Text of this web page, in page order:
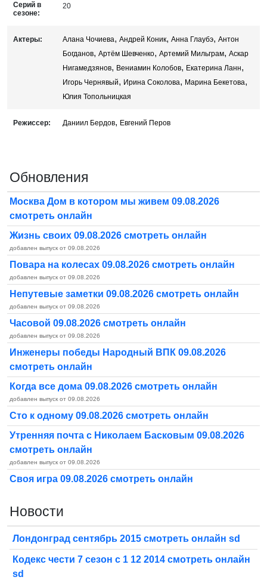
Серий в
сезоне:
20
Актеры: Алана Чочиева, Андрей Коник, Анна Глаубэ, Антон
Богданов, Артём Шевченко, Артемий Мильграм, Аскар
Нигамедзянов, Вениамин Колобов, Екатерина Ланн,
Игорь Чернявый, Ирина Соколова, Марина Бекетова,
Юлия Топольницкая
Режиссер: Даниил Бердов, Евгений Перов
Обновления
Москва Дом в котором мы живем 09.08.2026
смотреть онлайн
Жизнь своих 09.08.2026 смотреть онлайн
добавлен выпуск от 09.08.2026
Повара на колесах 09.08.2026 смотреть онлайн
добавлен выпуск от 09.08.2026
Непутевые заметки 09.08.2026 смотреть онлайн
добавлен выпуск от 09.08.2026
Часовой 09.08.2026 смотреть онлайн
добавлен выпуск от 09.08.2026
Инженеры победы Народный ВПК 09.08.2026
смотреть онлайн
Когда все дома 09.08.2026 смотреть онлайн
добавлен выпуск от 09.08.2026
Сто к одному 09.08.2026 смотреть онлайн
Утренняя почта с Николаем Басковым 09.08.2026
смотреть онлайн
добавлен выпуск от 09.08.2026
Своя игра 09.08.2026 смотреть онлайн
Новости
Лондонград сентябрь 2015 смотреть онлайн sd
Кодекс чести 7 сезон с 1 12 2014 смотреть онлайн
sd